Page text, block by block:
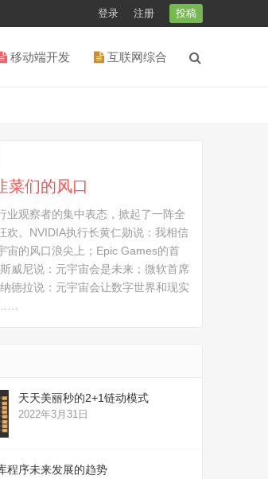
登录 注册 投稿
移动端开发 互联网综合
菜们的风口
业观察者的集中表态，掀起了一阵全
欢。NVIDIA执行长黄仁勋说：我相信
宙的风口浪尖上；Epic Games的首
威尼说：元宇宙会是未来；微软首席
德拉说：元宇宙会让数字世界和现实
天天美丽秒的2+1链动模式
2022年3月31日
程序未来发展的趋势